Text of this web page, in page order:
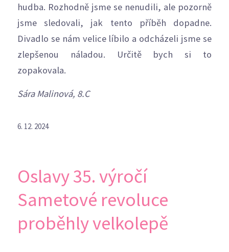
hudba. Rozhodně jsme se nenudili, ale pozorně
jsme sledovali, jak tento příběh dopadne.
Divadlo se nám velice líbilo a odcházeli jsme se
zlepšenou náladou. Určitě bych si to
zopakovala.
Sára Malinová, 8.C
6. 12. 2024
Oslavy 35. výročí
Sametové revoluce
proběhly velkolepě